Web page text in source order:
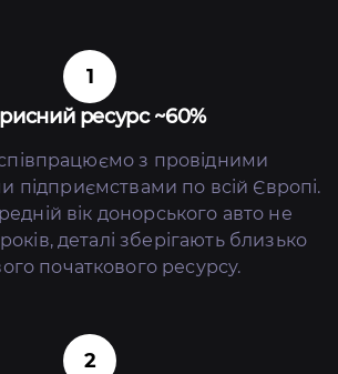
ресурс ~60%
з провідними
підприємствами по всій Європі.
вік донорського авто не
деталі зберігають близько
початкового ресурсу.
1
2